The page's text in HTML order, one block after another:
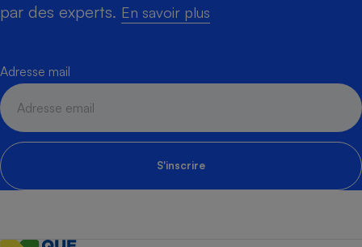
par des experts. En savoir plus
Adresse mail
S'inscrire